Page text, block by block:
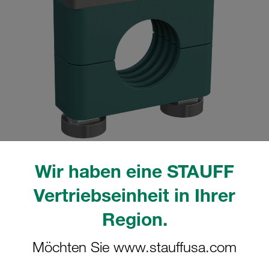
Wir haben eine STAUFF
Vertriebseinheit in Ihrer
Region.
Möchten Sie www.stauffusa.com
Bitte beachten Sie: Das Bild dient nur zur Veranschaulichung und kann vom
Mehr anzeigen
Komplettschelle Schwere Baureihe Gr.
6S Ø70mm Polypropylen W13